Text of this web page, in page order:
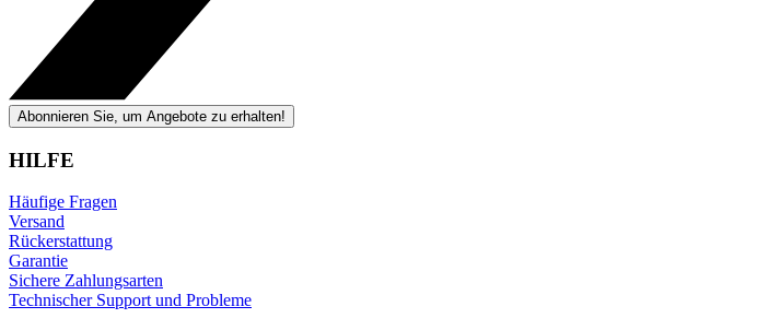
Abonnieren Sie, um Angebote zu erhalten!
HILFE
Häufige Fragen
Versand
Rückerstattung
Garantie
Sichere Zahlungsarten
Technischer Support und Probleme